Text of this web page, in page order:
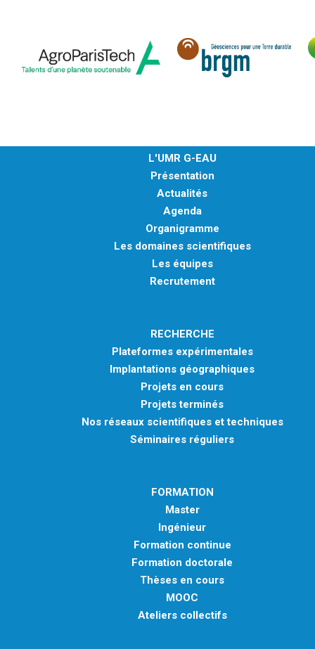
L'UMR G-EAU
Présentation
Actualités
Agenda
Organigramme
Les domaines scientifiques
Les équipes
Recrutement
RECHERCHE
Plateformes expérimentales
Implantations géographiques
Projets en cours
Projets terminés
Nos réseaux scientifiques et techniques
Séminaires réguliers
FORMATION
Master
Ingénieur
Formation continue
Formation doctorale
Thèses en cours
MOOC
Ateliers collectifs